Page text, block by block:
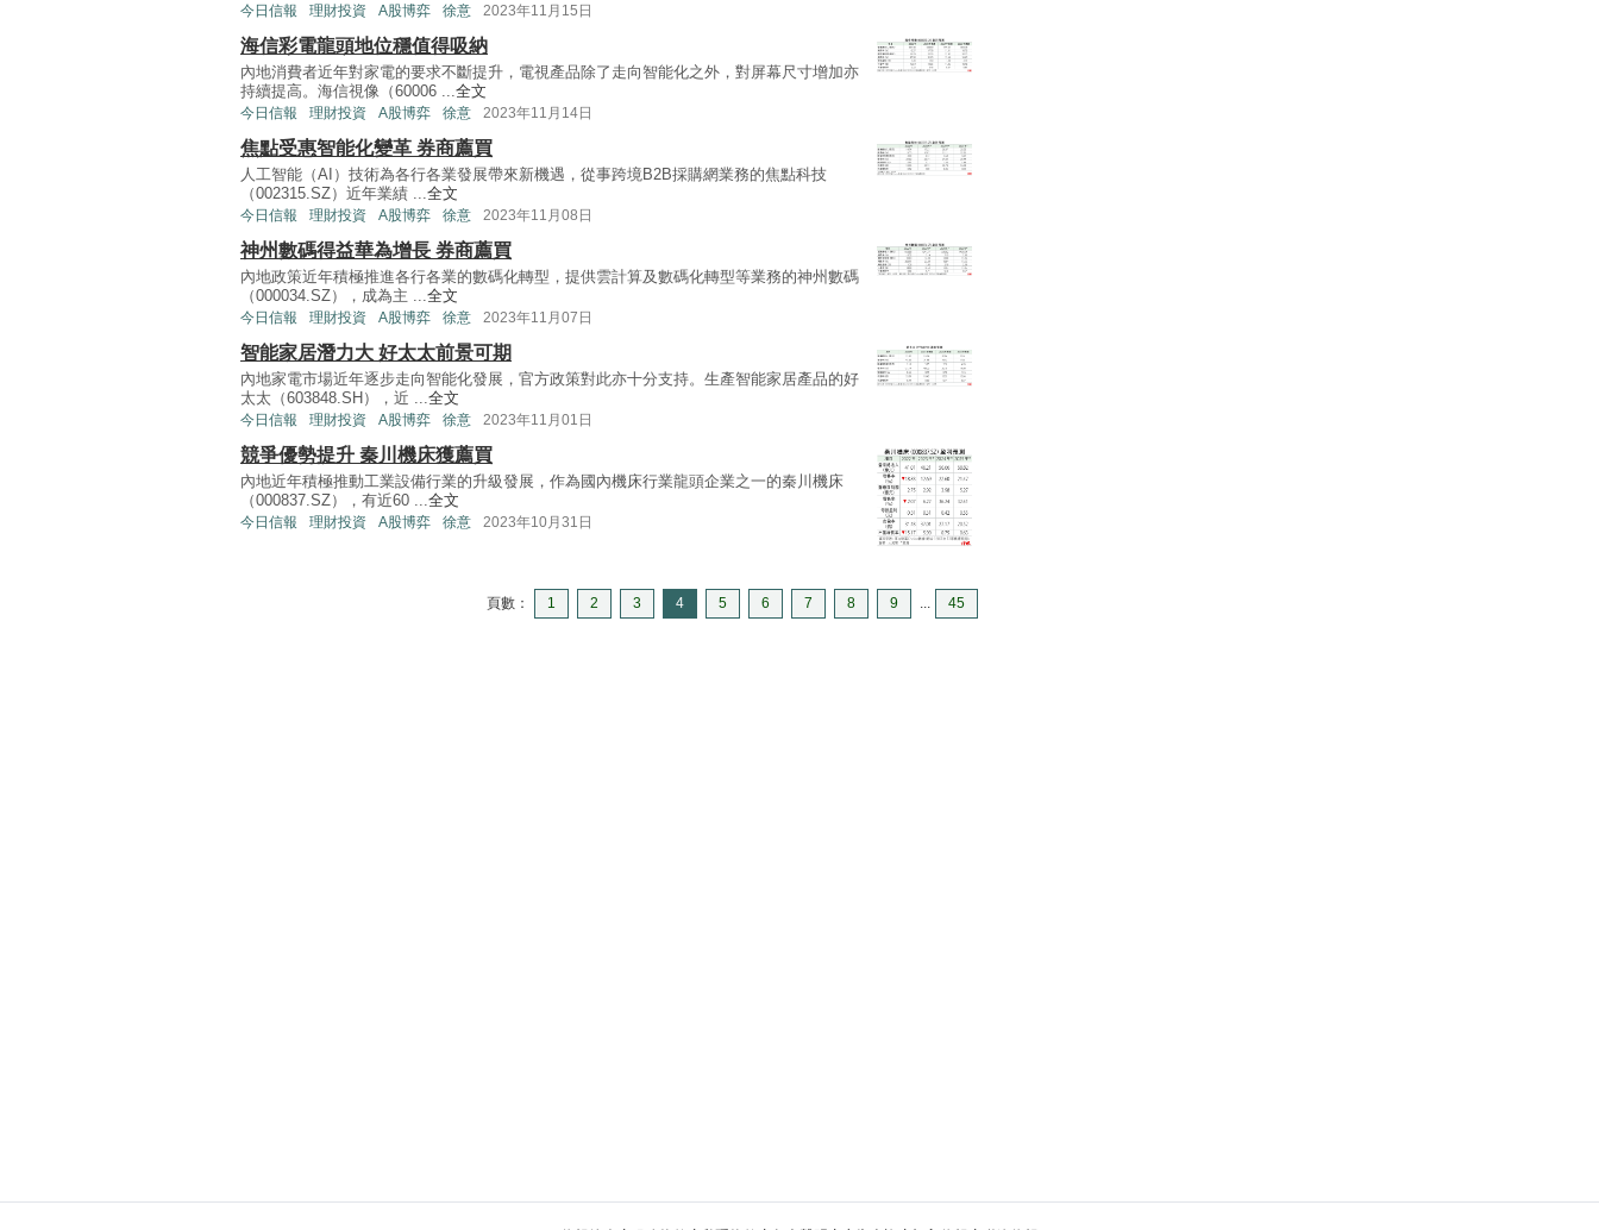
今日信報 理財投資 A股博弈 徐意 2023年11月15日
海信彩電龍頭地位穩值得吸納
內地消費者近年對家電的要求不斷提升，電視產品除了走向智能化之外，對屏幕尺寸增加亦
持續提高。海信視像（60006 ...全文
今日信報 理財投資 A股博弈 徐意 2023年11月14日
焦點受惠智能化變革 券商薦買
人工智能（AI）技術為各行各業發展帶來新機遇，從事跨境B2B採購網業務的焦點科技
（002315.SZ）近年業績 ...全文
今日信報 理財投資 A股博弈 徐意 2023年11月08日
神州數碼得益華為增長 券商薦買
內地政策近年積極推進各行各業的數碼化轉型，提供雲計算及數碼化轉型等業務的神州數碼
（000034.SZ），成為主 ...全文
今日信報 理財投資 A股博弈 徐意 2023年11月07日
智能家居潛力大 好太太前景可期
內地家電市場近年逐步走向智能化發展，官方政策對此亦十分支持。生產智能家居產品的好
太太（603848.SH），近 ...全文
今日信報 理財投資 A股博弈 徐意 2023年11月01日
競爭優勢提升 秦川機床獲薦買
內地近年積極推動工業設備行業的升級發展，作為國內機床行業龍頭企業之一的秦川機床
（000837.SZ），有近60 ...全文
今日信報 理財投資 A股博弈 徐意 2023年10月31日
頁數： 1 2 3 4 5 6 7 8 9 45